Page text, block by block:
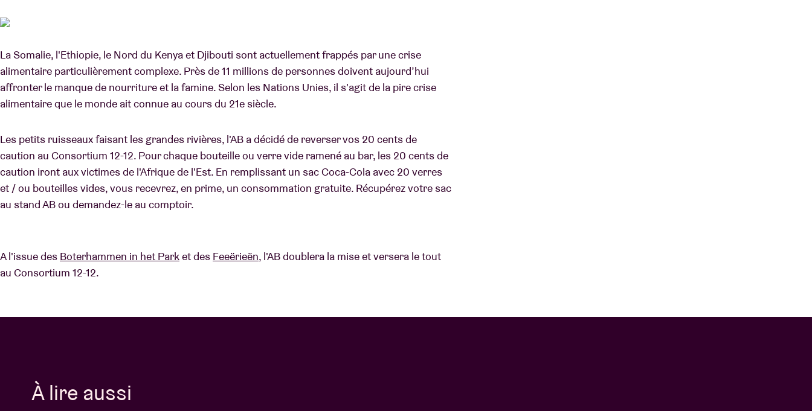
Infos visiteurs
AB ❤ you
Contact
La Somalie, l'Ethiopie, le Nord du Kenya et Djibouti sont actuellement frappés par une crise
alimentaire particulièrement complexe. Près de 11 millions de personnes doivent aujourd’hui
affronter le manque de nourriture et la famine. Selon les Nations Unies, il s'agit de la pire crise
alimentaire que le monde ait connue au cours du 21e siècle.
Les petits ruisseaux faisant les grandes rivières, l'AB a décidé de reverser vos 20 cents de
caution au Consortium 12-12. Pour chaque bouteille ou verre vide ramené au bar, les 20 cents de
caution iront aux victimes de l'Afrique de l'Est. En remplissant un sac Coca-Cola avec 20 verres
et / ou bouteilles vides, vous recevrez, en prime, un consommation gratuite. Récupérez votre sac
au stand AB ou demandez-le au comptoir.
A l'issue des Boterhammen in het Parket des Feeërieën, l'AB doublera la mise et versera le tout
au Consortium 12-12.
À lire aussi